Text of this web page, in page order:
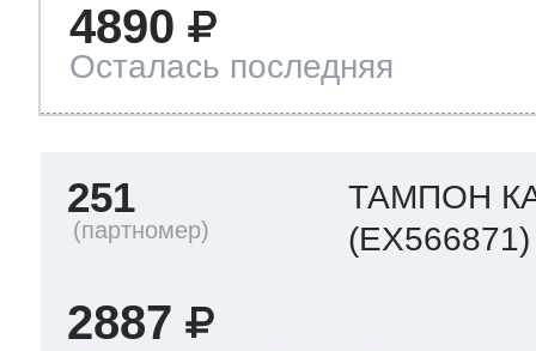
4890
Осталась последняя
251
ТАМПОН
(EX566871)
2887